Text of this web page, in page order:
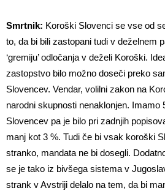
Smrtnik: Koroški Slovenci se vse od
to, da bi bili zastopani tudi v deželnem
‘gremiju’ odločanja v deželi Koroški.
zastopstvo bilo možno doseči preko
Slovencev. Vendar, volilni zakon na
narodni skupnosti nenaklonjen. Imamo
Slovencev pa je bilo pri zadnjih
manj kot 3 %. Tudi če bi vsak koroški
stranko, mandata ne bi dosegli.
se je tako iz bivšega sistema v
strank v Avstriji delalo na tem, da bi